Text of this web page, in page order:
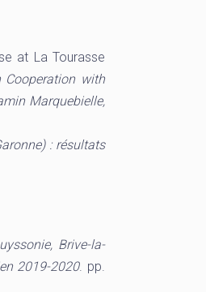
at La Tourasse
Cooperation with
Marquebielle,
: résultats
Brive-la-
2019-2020. pp.